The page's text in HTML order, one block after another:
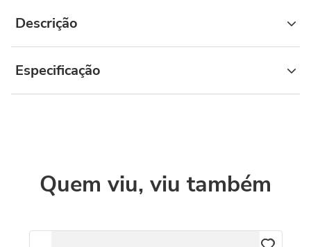
Descrição
Especificação
Quem viu, viu também